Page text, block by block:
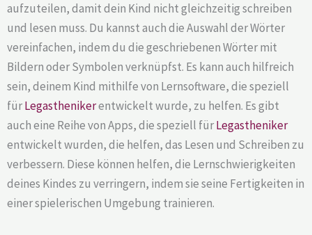
aufzuteilen, damit dein Kind nicht gleichzeitig schreiben
und lesen muss. Du kannst auch die Auswahl der Wörter
vereinfachen, indem du die geschriebenen Wörter mit
Bildern oder Symbolen verknüpfst. Es kann auch hilfreich
sein, deinem Kind mithilfe von Lernsoftware, die speziell
fürLegasthenikerentwickelt wurde, zu helfen. Es gibt
auch eine Reihe von Apps, die speziell fürLegastheniker
entwickelt wurden, die helfen, das Lesen und Schreiben zu
verbessern. Diese können helfen, die Lernschwierigkeiten
deines Kindes zu verringern, indem sie seine Fertigkeiten in
einer spielerischen Umgebung trainieren.